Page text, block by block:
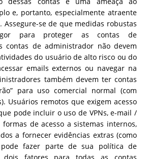
e, portanto, especialmente atraente
Assegure-se de que medidas robustas
para proteger as contas de
contas de administrador não devem
do usuário de alto risco ou do
emails externos ou navegar na
também devem ter contas
para uso comercial normal (com
Usuários remotos que exigem acesso
pode incluir o uso de VPNs, e-mail /
de acesso a sistemas internos,
a fornecer evidências extras (como
fazer parte de sua política de